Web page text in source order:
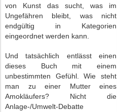
von Kunst das sucht, was im
Ungefähren bleibt, was nicht
endgültig in Kategorien
eingeordnet werden kann.
Und tatsächlich entlässt einen
dieses Buch mit einem
unbestimmten Gefühl. Wie steht
man zu einer Mutter eines
Amokläufers? Nicht die
Anlage-/Umwelt-Debatte